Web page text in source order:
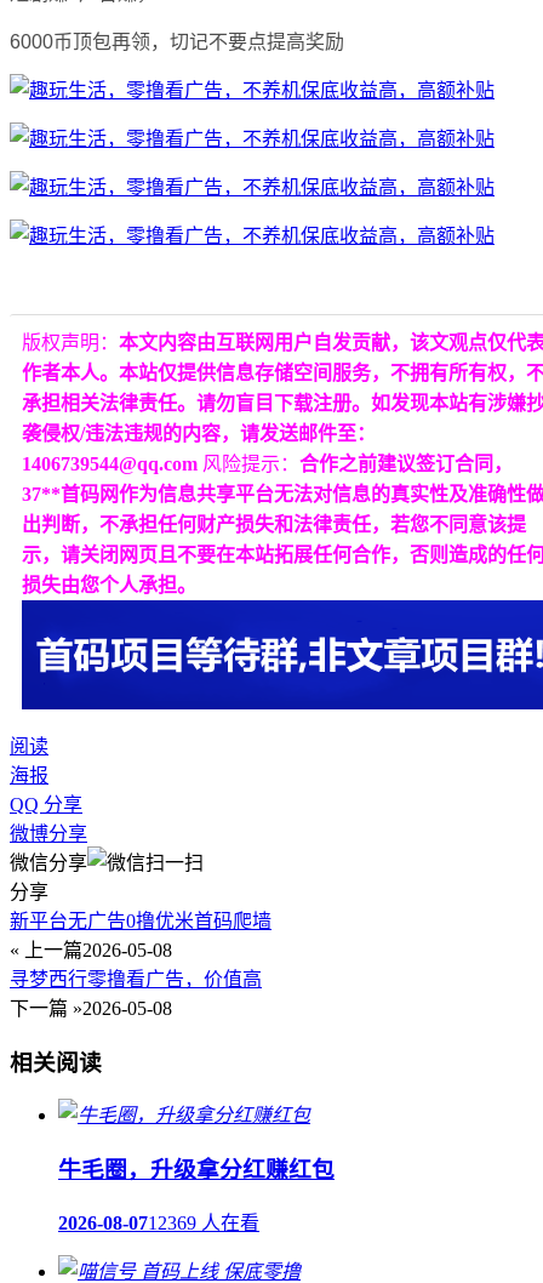
6000币顶包再领，切记不要点提高奖励
版权声明： 本文内容由互联网用户自发贡献，该文观点仅代
作者本人。本站仅提供信息存储空间服务，不拥有所有权，
承担相关法律责任。请勿盲目下载注册。如发现本站有涉嫌
袭侵权/违法违规的内容，请发送邮件至：
1406739544@qq.com 风险提示： 合作之前建议签订合同，
37**首码网作为信息共享平台无法对信息的真实性及准确性
出判断，不承担任何财产损失和法律责任，若您不同意该提
示，请关闭网页且不要在本站拓展任何合作，否则造成的任
损失由您个人承担。
阅读
海报
QQ 分享
微博分享
微信分享
分享
新平台无广告0撸优米首码爬墙
« 上一篇2026-05-08
寻梦西行零撸看广告，价值高
下一篇 »2026-05-08
相关阅读
牛毛圈，升级拿分红赚红包
2026-08-0712369 人在看